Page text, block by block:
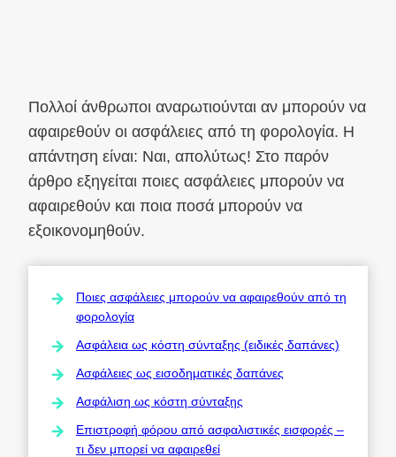
Πολλοί άνθρωποι αναρωτιούνται αν μπορούν να
αφαιρεθούν οι ασφάλειες από τη φορολογία. Η
απάντηση είναι: Ναι, απολύτως! Στο παρόν
άρθρο εξηγείται ποιες ασφάλειες μπορούν να
αφαιρεθούν και ποια ποσά μπορούν να
εξοικονομηθούν.
Ποιες ασφάλειες μπορούν να αφαιρεθούν από τη
φορολογία
Ασφάλεια ως κόστη σύνταξης (ειδικές δαπάνες)
Ασφάλειες ως εισοδηματικές δαπάνες
Ασφάλιση ως κόστη σύνταξης
Επιστροφή φόρου από ασφαλιστικές εισφορές –
τι δεν μπορεί να αφαιρεθεί